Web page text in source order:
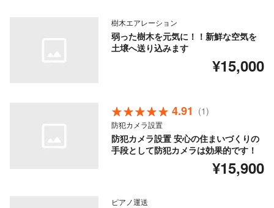
樹木エアレーション
弱った樹木を元気に！！新鮮な空気を
土壌へ送り込みます
¥15,000
4.91 (1)
防犯カメラ設置
防犯カメラ設置 安心の住まいづくりの
手段として防犯カメラは効果的です！
¥15,900
ピアノ運送